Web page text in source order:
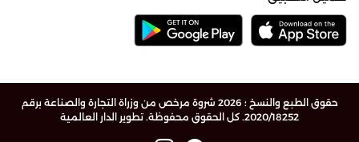
حقوق الطبع والنسخ ؛ 2026 شروة مرخص من وزراة التجارة والصناعة برقم
2020/18252. كل الحقوق محفوظة.
تطوير الدار العالمية